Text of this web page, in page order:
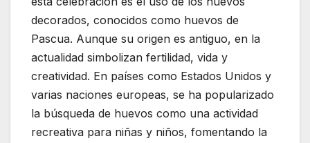
decorados, conocidos como huevos de
Pascua. Aunque su origen es antiguo, en la
actualidad simbolizan fertilidad, vida y
creatividad. En países como Estados Unidos y
varias naciones europeas, se ha popularizado
la búsqueda de huevos como una actividad
recreativa para niñas y niños, fomentando la